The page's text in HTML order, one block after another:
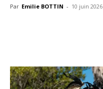
Par Emilie BOTTIN - 10 juin 2026